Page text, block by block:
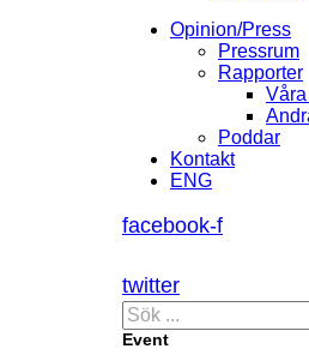
Opinion/Press
Pressrum
Rapporter
Poddar
Kontakt
ENG
facebook-f
twitter
Event